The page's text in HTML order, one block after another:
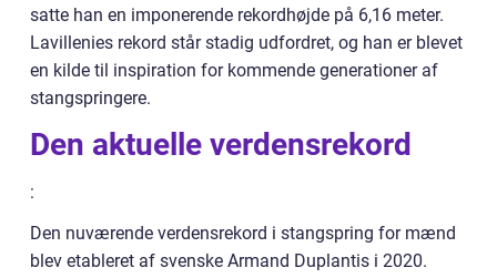
satte han en imponerende rekordhøjde på 6,16 meter.
Lavillenies rekord står stadig udfordret, og han er blevet
en kilde til inspiration for kommende generationer af
stangspringere.
Den aktuelle verdensrekord
:
Den nuværende verdensrekord i stangspring for mænd
blev etableret af svenske Armand Duplantis i 2020.